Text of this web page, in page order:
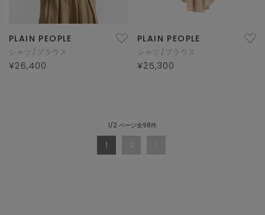
PLAIN PEOPLE
シャツ/ブラウス
¥26,400
PLAIN PEOPLE
シャツ/ブラウス
¥25,300
1/2 ページ全98件
1 2